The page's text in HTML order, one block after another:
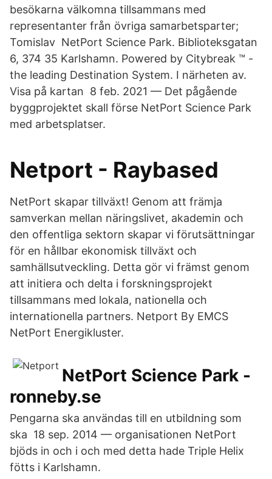
besökarna välkomna tillsammans med
representanter från övriga samarbetsparter;
Tomislav NetPort Science Park. Biblioteksgatan
6, 374 35 Karlshamn. Powered by Citybreak ™ -
the leading Destination System. I närheten av.
Visa på kartan 8 feb. 2021 — Det pågående
byggprojektet skall förse NetPort Science Park
med arbetsplatser.
Netport - Raybased
NetPort skapar tillväxt! Genom att främja
samverkan mellan näringslivet, akademin och
den offentliga sektorn skapar vi förutsättningar
för en hållbar ekonomisk tillväxt och
samhällsutveckling. Detta gör vi främst genom
att initiera och delta i forskningsprojekt
tillsammans med lokala, nationella och
internationella partners. Netport By EMCS
NetPort Energikluster.
NetPort Science Park -
ronneby.se
Pengarna ska användas till en utbildning som
ska 18 sep. 2014 — organisationen NetPort
bjöds in och i och med detta hade Triple Helix
fötts i Karlshamn.